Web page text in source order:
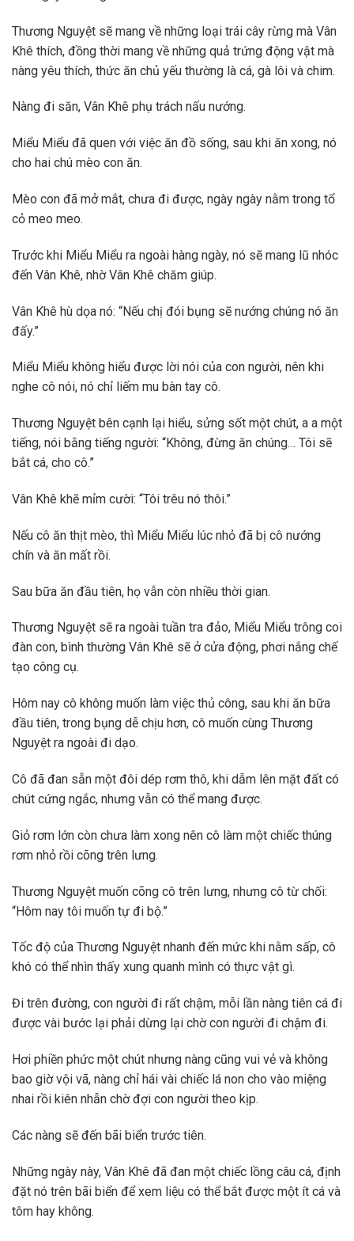
Thương Nguyệt sẽ mang về những loại trái cây rừng mà Vân
Khê thích, đồng thời mang về những quả trứng động vật mà
nàng yêu thích, thức ăn chủ yếu thường là cá, gà lôi và chim.
Nàng đi săn, Vân Khê phụ trách nấu nướng.
Miểu Miểu đã quen với việc ăn đồ sống, sau khi ăn xong, nó
cho hai chú mèo con ăn.
Mèo con đã mở mắt, chưa đi được, ngày ngày nằm trong tổ
cỏ meo meo.
Trước khi Miểu Miểu ra ngoài hàng ngày, nó sẽ mang lũ nhóc
đến Vân Khê, nhờ Vân Khê chăm giúp.
Vân Khê hù dọa nó: “Nếu chị đói bụng sẽ nướng chúng nó ăn
đấy.”
Miểu Miểu không hiểu được lời nói của con người, nên khi
nghe cô nói, nó chỉ liếm mu bàn tay cô.
Thương Nguyệt bên cạnh lại hiểu, sửng sốt một chút, a a một
tiếng, nói bằng tiếng người: “Không, đừng ăn chúng… Tôi sẽ
bắt cá, cho cô.”
Vân Khê khẽ mỉm cười: “Tôi trêu nó thôi.”
Nếu cô ăn thịt mèo, thì Miểu Miểu lúc nhỏ đã bị cô nướng
chín và ăn mất rồi.
Sau bữa ăn đầu tiên, họ vẫn còn nhiều thời gian.
Thương Nguyệt sẽ ra ngoài tuần tra đảo, Miểu Miểu trông coi
đàn con, bình thường Vân Khê sẽ ở cửa động, phơi nắng chế
tạo công cụ.
Hôm nay cô không muốn làm việc thủ công, sau khi ăn bữa
đầu tiên, trong bụng dễ chịu hơn, cô muốn cùng Thương
Nguyệt ra ngoài đi dạo.
Cô đã đan sẵn một đôi dép rơm thô, khi dẫm lên mặt đất có
chút cứng ngắc, nhưng vẫn có thể mang được.
Giỏ rơm lớn còn chưa làm xong nên cô làm một chiếc thúng
rơm nhỏ rồi cõng trên lưng.
Thương Nguyệt muốn cõng cô trên lưng, nhưng cô từ chối:
“Hôm nay tôi muốn tự đi bộ.”
Tốc độ của Thương Nguyệt nhanh đến mức khi nằm sấp, cô
khó có thể nhìn thấy xung quanh mình có thực vật gì.
Đi trên đường, con người đi rất chậm, mỗi lần nàng tiên cá đi
được vài bước lại phải dừng lại chờ con người đi chậm đi.
Hơi phiền phức một chút nhưng nàng cũng vui vẻ và không
bao giờ vội vã, nàng chỉ hái vài chiếc lá non cho vào miệng
nhai rồi kiên nhẫn chờ đợi con người theo kịp.
Các nàng sẽ đến bãi biển trước tiên.
Những ngày này, Vân Khê đã đan một chiếc lồng câu cá, định
đặt nó trên bãi biển để xem liệu có thể bắt được một ít cá và
tôm hay không.